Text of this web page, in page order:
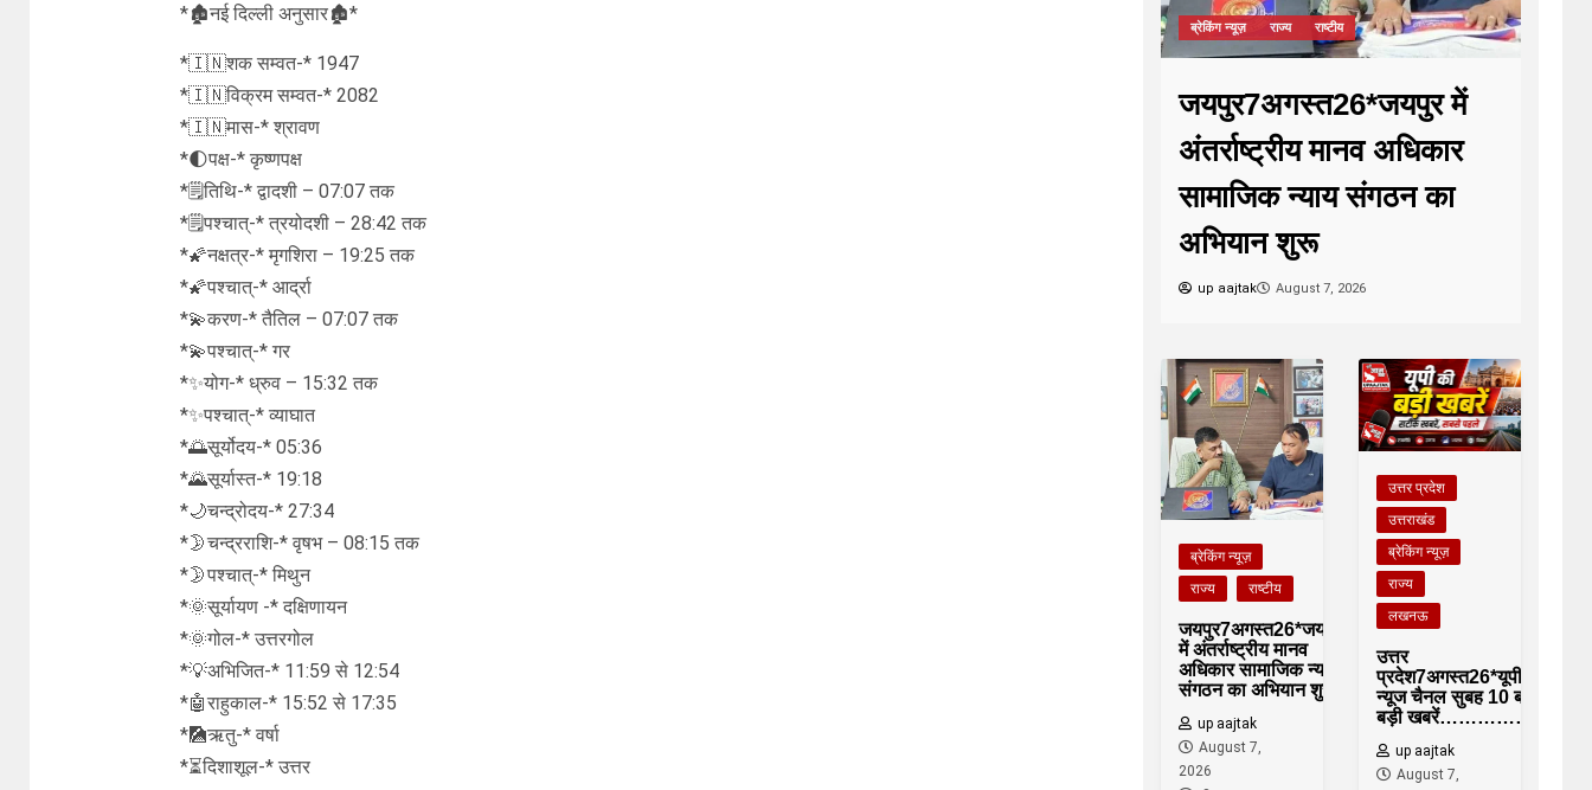
*🏚नई दिल्ली अनुसार🏚*
*🇮🇳शक सम्वत-* 1947
*🇮🇳विक्रम सम्वत-* 2082
*🇮🇳मास-* श्रावण
*🌓पक्ष-* कृष्णपक्ष
*🗒तिथि-* द्वादशी – 07:07 तक
*🗒पश्चात्-* त्रयोदशी – 28:42 तक
*🌠नक्षत्र-* मृगशिरा – 19:25 तक
*🌠पश्चात्-* आर्द्रा
*💫करण-* तैतिल – 07:07 तक
*💫पश्चात्-* गर
*✨योग-* ध्रुव – 15:32 तक
*✨पश्चात्-* व्याघात
*🌅सूर्योदय-* 05:36
*🌄सूर्यास्त-* 19:18
*🌙चन्द्रोदय-* 27:34
*🌛चन्द्रराशि-* वृषभ – 08:15 तक
*🌛पश्चात्-* मिथुन
*🌞सूर्यायण -* दक्षिणायन
*🌞गोल-* उत्तरगोल
*💡अभिजित-* 11:59 से 12:54
*🤖राहुकाल-* 15:52 से 17:35
*🎑ऋतु-* वर्षा
*⏳दिशाशूल-* उत्तर
ब्रेकिंग न्यूज़ राज्य राष्टीय
जयपुर7अगस्त26*जयपुर में
अंतर्राष्ट्रीय मानव अधिकार
सामाजिक न्याय संगठन का
अभियान शुरू
up aajtak August 7, 2026
ब्रेकिंग न्यूज़
राज्य
राष्टीय
जयपुर7अगस्त26*जयपुर
में अंतर्राष्ट्रीय मानव
अधिकार सामाजिक न्याय
संगठन का अभियान शुरू
up aajtak
August 7,
2026
उत्तर प्रदेश
उत्तराखंड
ब्रेकिंग न्यूज़
राज्य
लखनऊ
उत्तर
प्रदेश7अगस्त26*यूपीआजतक
न्यूज चैनल सुबह 10 बजे की
बड़ी खबरें……………….
up aajtak
August 7,